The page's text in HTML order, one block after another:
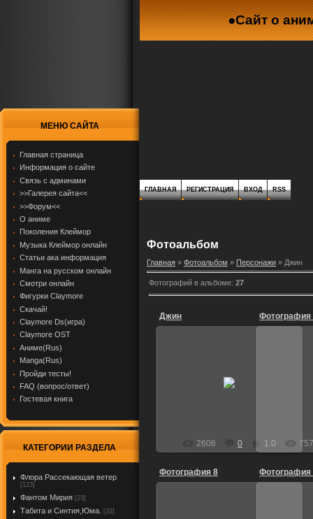
МЕНЮ САЙТА
Главная страница
Информация о сайте
Связь с админами
>>Галерея сайта<<
>>Форум<<
О аниме
Поколения Клеймор
Музыка Клеймор онлайн
Статьи ака информация
Манга на русском онлайн
Смотри онлайн
Фигурки Claymore
Скачай!
Claymore Ds(игра)
Claymore OST
Аниме(Rus)
Manga(Rus)
Пройди тесты!
FAQ (вопрос/ответ)
Гостевая книга
КАТЕГОРИИ РАЗДЕЛА
Флора Рассекающая ветер
[123]
Фантом Мирия [23]
Табита и Синтия,Юма. [33]
●Сайт о
ГЛАВНАЯ РЕГИСТРАЦИЯ ВХОД RSS
Фотоальбом
Главная » Фотоальбом » Персонажи » Джин
Фотографий в альбоме: 27
Джин
2606 0 1.0
Фотография
757
Фотография 8 Фотография